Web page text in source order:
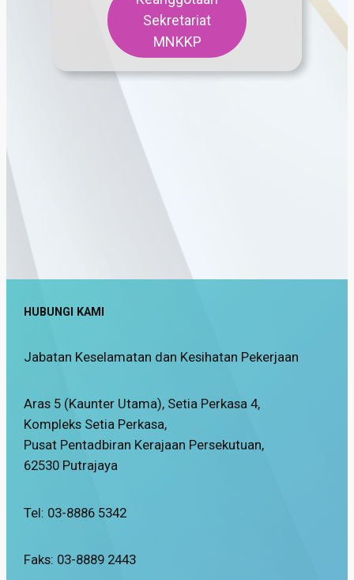
Sekretariat
MNKKP
HUBUNGI KAMI
Jabatan Keselamatan dan Kesihatan Pekerjaan
Aras 5 (Kaunter Utama), Setia Perkasa 4,
Kompleks Setia Perkasa,
Pusat Pentadbiran Kerajaan Persekutuan,
62530 Putrajaya
Tel: 03-8886 5342
Faks: 03-8889 2443